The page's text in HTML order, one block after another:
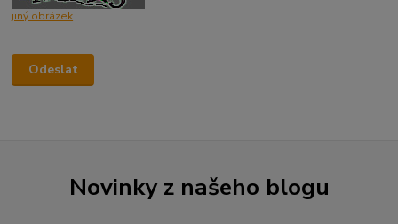
jiný obrázek
Novinky z našeho blogu